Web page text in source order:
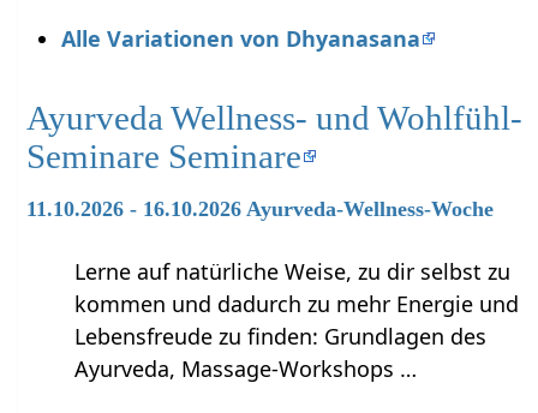
Alle Variationen von Dhyanasana
Ayurveda Wellness- und Wohlfühl-
Seminare Seminare
11.10.2026 - 16.10.2026 Ayurveda-Wellness-Woche
Lerne auf natürliche Weise, zu dir selbst zu
kommen und dadurch zu mehr Energie und
Lebensfreude zu finden: Grundlagen des
Ayurveda, Massage-Workshops …